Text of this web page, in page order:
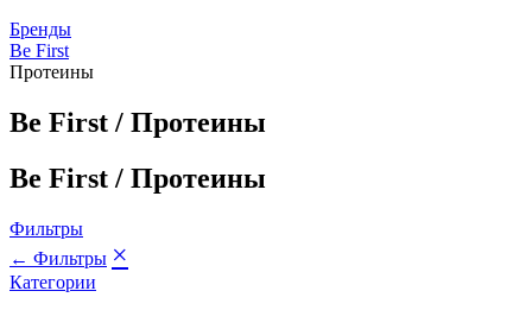
Бренды
Be First
Протеины
Be First / Протеины
Be First / Протеины
Фильтры
← Фильтры ×
Категории